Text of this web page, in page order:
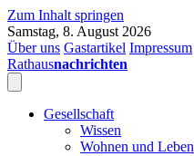
Zum Inhalt springen
Samstag, 8. August 2026
Über uns Gastartikel Impressum
Rathausnachrichten
Gesellschaft
Wissen
Wohnen und Leben